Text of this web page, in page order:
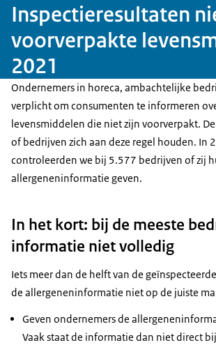
Inspectieresultaten
voorverpakte
2021
Ondernemers in horeca, ambachtelijke
verplicht om consumenten te informeren
levensmiddelen die niet zijn voorverpakt.
of bedrijven zich aan deze regel houden. In
controleerden we bij 5.577 bedrijven of zij
allergeneninformatie geven.
In het kort: bij de meeste
informatie niet volledig
Iets meer dan de helft van de
de allergeneninformatie niet op de juiste
Geven ondernemers de
Vaak staat de informatie dan niet direct